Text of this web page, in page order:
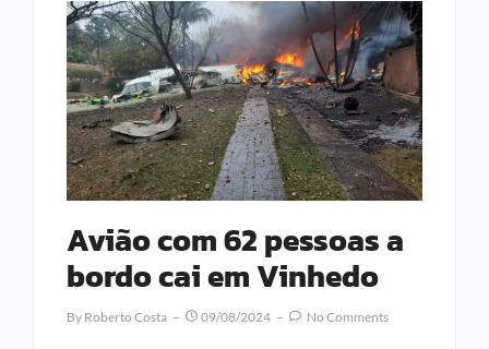
Avião com 62 pessoas a
bordo cai em Vinhedo
By Roberto Costa 09/08/2024 No Comments